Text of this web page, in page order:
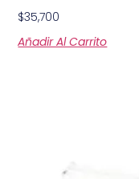
$35,700
Añadir Al Carrito